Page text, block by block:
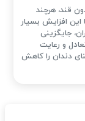
قند، هرچند
افزایش بسیار
جایگزینی
و رعایت
دندان را کاهش